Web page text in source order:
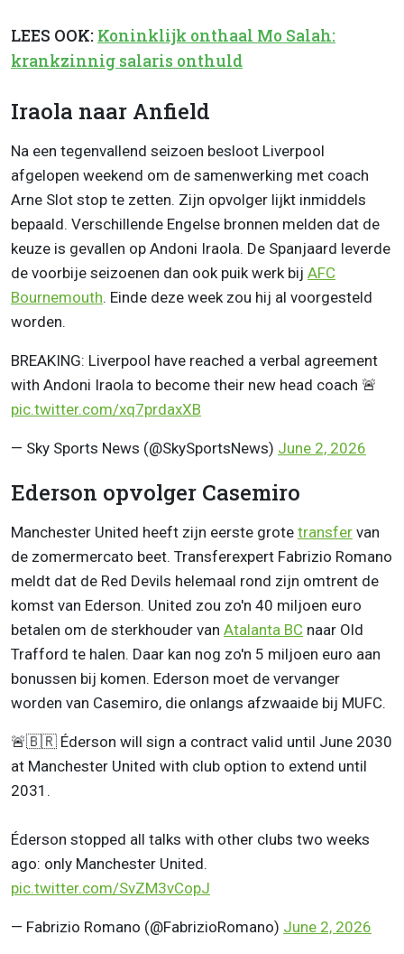
LEES OOK: Koninklijk onthaal Mo Salah:
krankzinnig salaris onthuld
Iraola naar Anfield
Na een tegenvallend seizoen besloot Liverpool
afgelopen weekend om de samenwerking met coach
Arne Slot stop te zetten. Zijn opvolger lijkt inmiddels
bepaald. Verschillende Engelse bronnen melden dat de
keuze is gevallen op Andoni Iraola. De Spanjaard leverde
de voorbije seizoenen dan ook puik werk bij AFC
Bournemouth. Einde deze week zou hij al voorgesteld
worden.
BREAKING: Liverpool have reached a verbal agreement
with Andoni Iraola to become their new head coach 🚨
pic.twitter.com/xq7prdaxXB
— Sky Sports News (@SkySportsNews) June 2, 2026
Ederson opvolger Casemiro
Manchester United heeft zijn eerste grote transfer van
de zomermercato beet. Transferexpert Fabrizio Romano
meldt dat de Red Devils helemaal rond zijn omtrent de
komst van Ederson. United zou zo'n 40 miljoen euro
betalen om de sterkhouder van Atalanta BC naar Old
Trafford te halen. Daar kan nog zo'n 5 miljoen euro aan
bonussen bij komen. Ederson moet de vervanger
worden van Casemiro, die onlangs afzwaaide bij MUFC.
🚨🇧🇷 Éderson will sign a contract valid until June 2030
at Manchester United with club option to extend until
2031.
Éderson stopped all talks with other clubs two weeks
ago: only Manchester United.
pic.twitter.com/SvZM3vCopJ
— Fabrizio Romano (@FabrizioRomano) June 2, 2026